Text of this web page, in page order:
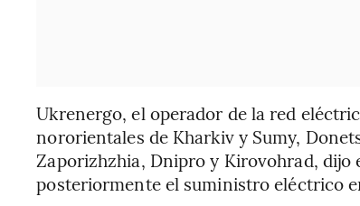
Ukrenergo, el operador de la red
nororientales de Kharkiv y Sumy,
Zaporizhzhia, Dnipro y Kirovohrad, dijo
posteriormente el suministro eléctrico